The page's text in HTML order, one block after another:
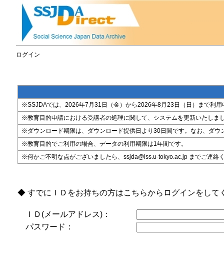
ログイン
※SSJDAでは、2026年7月31日（金）から2026年8月23日（日）まで利
※教育目的申請における受講者の処理に関して、システムを更新いたしま
※ダウンロード期限は、ダウンロード提供日より30日間です。なお、ダ
※教育目的でご利用の場合、データの利用期限は1年間です。
※何かご不明な点がございましたら、ssjda@iss.u-tokyo.ac.jp までご連絡
◆ すでにＩＤをお持ちの方はこちらからログインをして
ＩＤ(メールアドレス)：
パスワード：